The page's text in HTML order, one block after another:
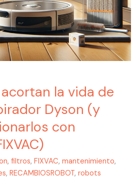
la vida de
Dyson (y
con
, filtros, FIXVAC, mantenimiento,
, RECAMBIOSROBOT, robots